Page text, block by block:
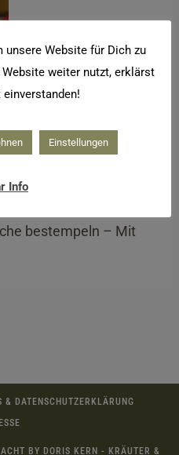
bestempeln – Mit
& DATENSCHUTZERKLÄRUNG
BY DORIS KERN - KRÄUTER &
unsere Website für Dich zu
weiter nutzt, erklärst
Einstellungen
Info